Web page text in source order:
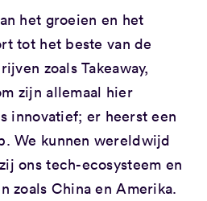
het groeien en het
tot het beste van de
zoals Takeaway,
zijn allemaal hier
innovatief; er heerst een
We kunnen wereldwijd
ons tech-ecosysteem en
zoals China en Amerika.